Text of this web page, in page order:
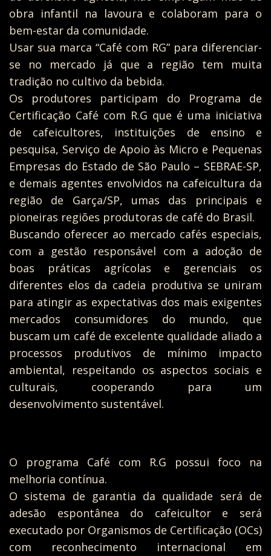
obra infantil na lavoura e colaboram para o
bem-estar da comunidade.
Usar sua marca “Café com RG” para diferenciar-
se no mercado já que a região tem muita
tradição no cultivo da bebida.
Os produtores participam do Programa de
Certificação Café com R.G que é uma iniciativa
de cafeicultores, instituições de ensino e
pesquisa, Serviço de Apoio às Micro e Pequenas
Empresas do Estado de São Paulo – SEBRAE-SP,
e demais agentes envolvidos na cafeicultura da
região de Garça/SP, umas das principais e
pioneiras regiões produtoras de café do Brasil.
Buscando oferecer ao mercado cafés especiais,
com a gestão responsável com a adoção de
boas práticas agrícolas e gerenciais os
diferentes elos da cadeia produtiva se uniram
para atingir as expectativas dos mais exigentes
mercados consumidores do mundo, que
buscam um café de excelente qualidade aliado a
processos produtivos de mínimo impacto
ambiental, respeitando os aspectos sociais e
culturais, cooperando para um
desenvolvimento sustentável.
O programa Café com R.G possui foco na
melhoria contínua.
O sistema de garantia da qualidade será de
adesão espontânea do cafeicultor e será
executado por Organismos de Certificação (OCs)
com reconhecimento internacional em